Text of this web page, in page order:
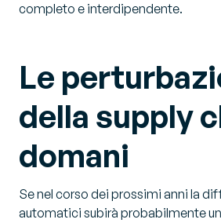
completo e interdipendente.
Le
della supply
domani
Se nel corso dei prossimi anni la
automatici subirà probabilmente